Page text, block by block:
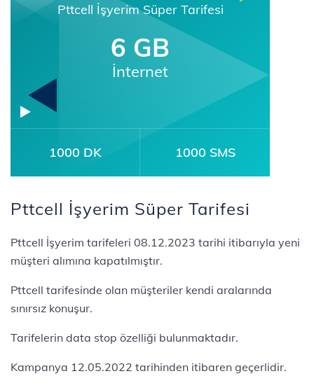
Pttcell İşyerim Süper Tarifesi
6 GB
İnternet
1000 DK 1000 SMS
Pttcell İşyerim Süper Tarifesi
Pttcell İşyerim tarifeleri 08.12.2023 tarihi itibarıyla yeni
müşteri alımına kapatılmıştır.
Pttcell tarifesinde olan müşteriler kendi aralarında
sınırsız konuşur.
Tarifelerin data stop özelliği bulunmaktadır.
Kampanya 12.05.2022 tarihinden itibaren geçerlidir.